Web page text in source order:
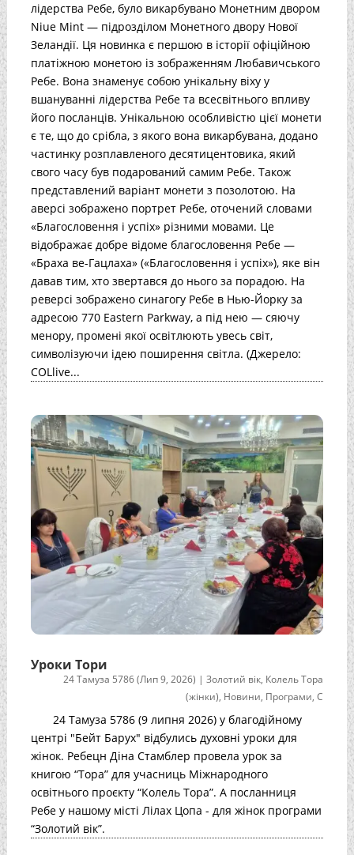
лідерства Ребе, було викарбувано Монетним двором
Niue Mint — підрозділом Монетного двору Нової
Зеландії. Ця новинка є першою в історії офіційною
платіжною монетою із зображенням Любавичського
Ребе. Вона знаменує собою унікальну віху у
вшануванні лідерства Ребе та всесвітнього впливу
його посланців. Унікальною особливістю цієї монети
є те, що до срібла, з якого вона викарбувана, додано
частинку розплавленого десятицентовика, який
свого часу був подарований самим Ребе. Також
представлений варіант монети з позолотою. На
аверсі зображено портрет Ребе, оточений словами
«Благословення і успіх» різними мовами. Це
відображає добре відоме благословення Ребе —
«Браха ве-Гацлаха» («Благословення і успіх»), яке він
давав тим, хто звертався до нього за порадою. На
реверсі зображено синагогу Ребе в Нью-Йорку за
адресою 770 Eastern Parkway, а під нею — сяючу
менору, промені якої освітлюють увесь світ,
символізуючи ідею поширення світла. (Джерело:
COLlive...
Уроки Тори
24 Тамуза 5786 (Лип 9, 2026) |Золотий вік, Колель Тора
(жінки), Новини, Програми,С
24 Тамуза 5786 (9 липня 2026) у благодійному
центрі "Бейт Барух" відбулись духовні уроки для
жінок. Ребецн Діна Стамблер провела урок за
книгою “Тора” для учасниць Міжнародного
освітнього проєкту “Колель Тора”. А посланниця
Ребе у нашому місті Лілах Цопа - для жінок програми
“Золотий вік”.